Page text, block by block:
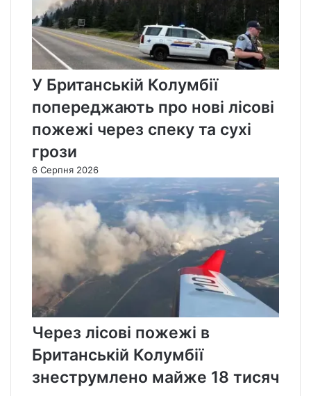
У Британській Колумбії
попереджають про нові лісові
пожежі через спеку та сухі
грози
6 Серпня 2026
Через лісові пожежі в
Британській Колумбії
знеструмлено майже 18 тисяч